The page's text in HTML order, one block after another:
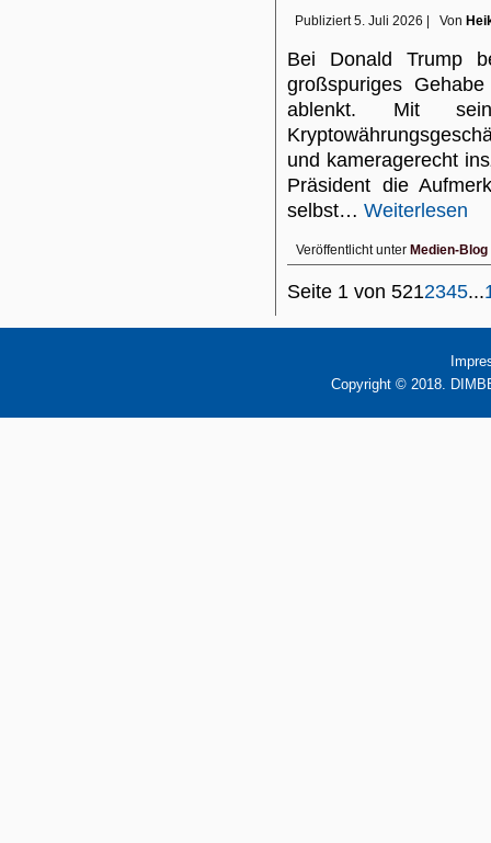
Publiziert 5. Juli 2026 Von
Bei Donald Trump
großspuriges
ablenkt. Mit
und kameragerecht
Prä­sident die
selbst… Weiterlesen
Veröffentlicht unter Medien-Blog
Seite 1 von 5212345...
Copyright © 2018.